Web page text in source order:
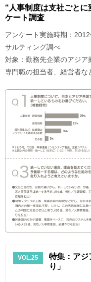
“人事制度は支社ごと
ケート調査
アンケート実施時期：
サルティング調べ
対象：勤務先企業のアジア
専門職の担当者、経営者な
VOL.25
特集：アジ
り」